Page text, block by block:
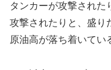
タンカーが攻撃された
攻撃されたりと、盛り
原油高が落ち着いてい